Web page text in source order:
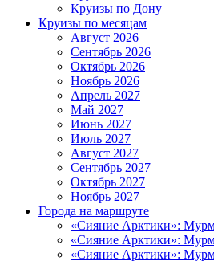
Круизы по Дону
Круизы по месяцам
Август 2026
Сентябрь 2026
Октябрь 2026
Ноябрь 2026
Апрель 2027
Май 2027
Июнь 2027
Июль 2027
Август 2027
Сентябрь 2027
Октябрь 2027
Ноябрь 2027
Города на маршруте
«Сияние Арктики»:
«Сияние Арктики»:
«Сияние Арктики»: